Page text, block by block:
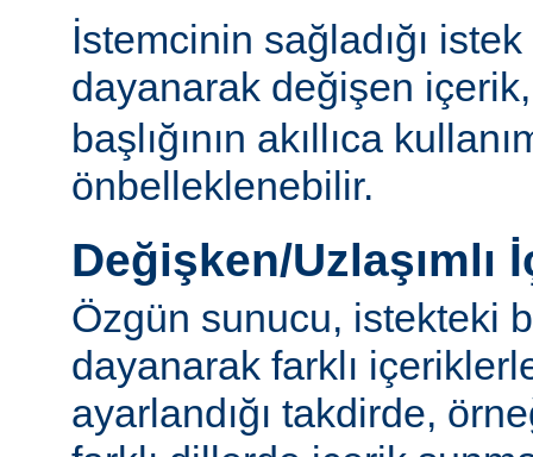
İstemcinin sağladığı istek
dayanarak değişen
başlığının akıllıca
önbelleklenebilir.
Değişken/Uzlaşımlı
Özgün sunucu, istekteki
dayanarak farklı
ayarlandığı takdirde,